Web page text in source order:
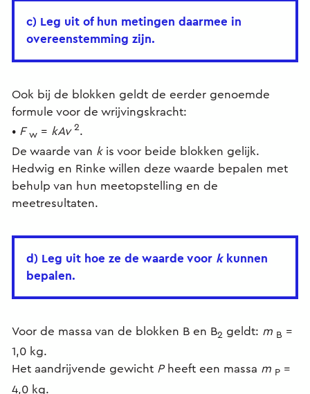
c) Leg uit of hun metingen daarmee in
overeenstemming zijn.
Ook bij de blokken geldt de eerder genoemde
formule voor de wrijvingskracht:
• F w = kAv 2.
De waarde van kis voor beide blokken gelijk.
Hedwig en Rinke willen deze waarde bepalen met
behulp van hun meetopstelling en de
meetresultaten.
d) Leg uit hoe ze de waarde voor kkunnen
bepalen.
Voor de massa van de blokken B en B2 geldt: m B =
1,0 kg.
Het aandrijvende gewicht Pheeft een massa m P =
4,0 kg.